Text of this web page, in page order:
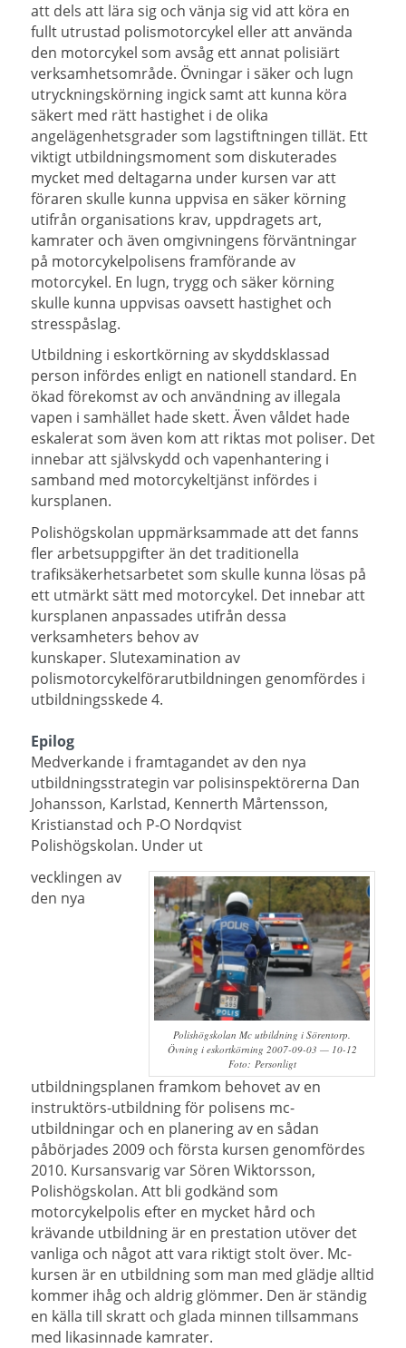
att dels att lära sig och vänja sig vid att köra en
fullt utrustad polismotorcykel eller att använda
den motorcykel som avsåg ett annat polisiärt
verksamhetsområde. Övningar i säker och lugn
utryckningskörning ingick samt att kunna köra
säkert med rätt hastighet i de olika
angelägenhetsgrader som lagstiftningen tillät. Ett
viktigt utbildningsmoment som diskuterades
mycket med deltagarna under kursen var att
föraren skulle kunna uppvisa en säker körning
utifrån organisations krav, uppdragets art,
kamrater och även omgivningens förväntningar
på motorcykelpolisens framförande av
motorcykel. En lugn, trygg och säker körning
skulle kunna uppvisas oavsett hastighet och
stresspåslag.
Utbildning i eskortkörning av skyddsklassad
person infördes enligt en nationell standard. En
ökad förekomst av och användning av illegala
vapen i samhället hade skett. Även våldet hade
eskalerat som även kom att riktas mot poliser. Det
innebar att självskydd och vapenhantering i
samband med motorcykeltjänst infördes i
kursplanen.
Polishögskolan uppmärksammade att det fanns
fler arbetsuppgifter än det traditionella
trafiksäkerhetsarbetet som skulle kunna lösas på
ett utmärkt sätt med motorcykel. Det innebar att
kursplanen anpassades utifrån dessa
verksamheters behov av
kunskaper. Slutexamination av
polismotorcykelförarutbildningen genomfördes i
utbildningsskede 4.
Epilog
Medverkande i framtagandet av den nya
utbildningsstrategin var polisinspektörerna Dan
Johansson, Karlstad, Kennerth Mårtensson,
Kristianstad och P-O Nordqvist
Polishögskolan. Under ut
Polishögskolan Mc utbildning i Sörentorp.
Övning i eskortkörning 2007-09-03 — 10-12
Foto: Personligt
vecklingen av
den nya
utbildningsplanen framkom behovet av en
instruktörs-utbildning för polisens mc-
utbildningar och en planering av en sådan
påbörjades 2009 och första kursen genomfördes
2010. Kursansvarig var Sören Wiktorsson,
Polishögskolan. Att bli godkänd som
motorcykelpolis efter en mycket hård och
krävande utbildning är en prestation utöver det
vanliga och något att vara riktigt stolt över. Mc-
kursen är en utbildning som man med glädje alltid
kommer ihåg och aldrig glömmer. Den är ständig
en källa till skratt och glada minnen tillsammans
med likasinnade kamrater.